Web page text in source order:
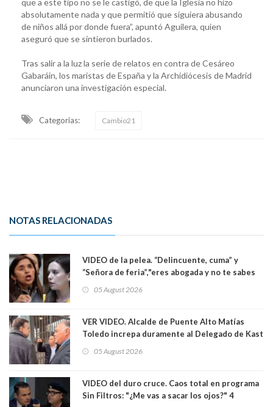
absolutamente nada y que permitió que siguiera abusando
de niños allá por donde fuera”, apuntó Aguilera, quien
aseguró que se sintieron burlados.
Tras salir a la luz la serie de relatos en contra de Cesáreo
Gabaráin, los maristas de España y la Archidiócesis de Madrid
anunciaron una investigación especial.
Categorias: Cambio21
NOTAS RELACIONADAS
VIDEO de la pelea. “Delincuente, cuma” y
“Señora de feria”,"eres abogada y no te sabes
senadoras Camila Flores y Fabiola Campillai en
05 August 2026
VER VIDEO. Alcalde de Puente Alto Matías
Toledo increpa duramente al Delegado de Kast
delegado nuevamente arrancando"
05 August 2026
VIDEO del duro cruce. Caos total en programa
Sin Filtros: "¿Me vas a sacar los ojos?" 4